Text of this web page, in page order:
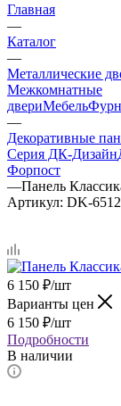
Главная
—
Каталог
—
Металлические
Межкомнатные
двериМебель
—
Декоративные
Серия ДК-Дизайн
Форпост
—Панель
Артикул: DK-
6 150 ₽/шт
Варианты цен
6 150 ₽/шт
Подробности
В наличии